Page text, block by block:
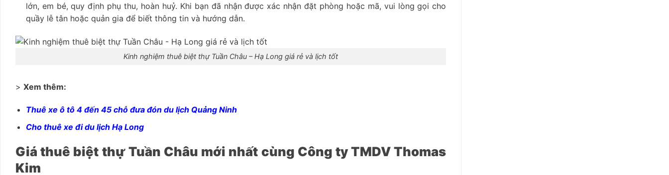
lớn, em bé, quy định phụ thu, hoàn huỷ. Khi bạn đã nhận được xác nhận đặt phòng hoặc mã, vui lòng gọi cho
quầy lễ tân hoặc quản gia để biết thông tin và hướng dẫn.
Kinh nghiệm thuê biệt thự Tuần Châu – Hạ Long giá rẻ và lịch tốt
> Xem thêm:
Thuê xe ô tô 4 đến 45 chỗ đưa đón du lịch Quảng Ninh
Cho thuê xe đi du lịch Hạ Long
Giá thuê biệt thự Tuần Châu mới nhất cùng Công ty TMDV Thomas
Kim